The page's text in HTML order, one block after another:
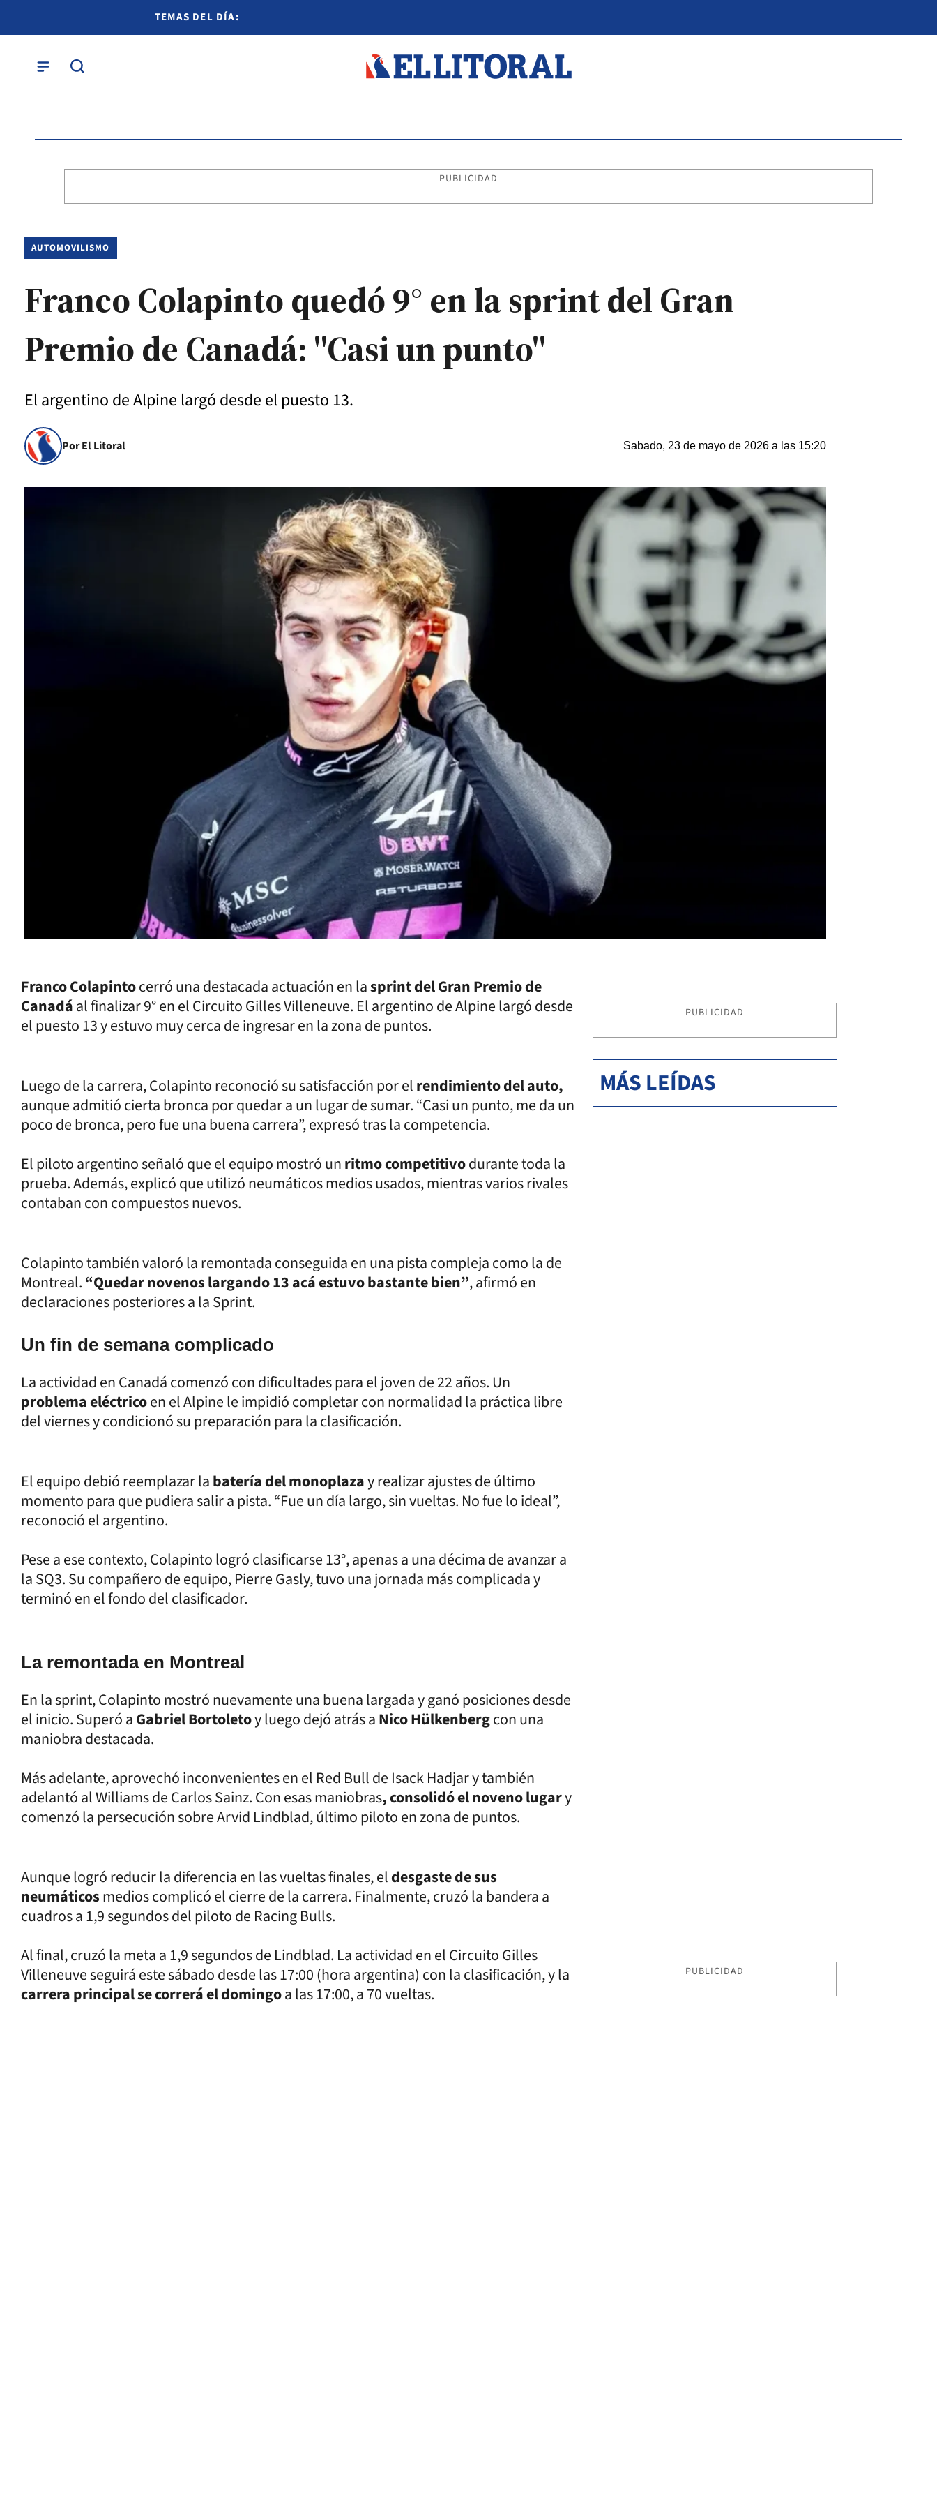
TEMAS DEL DÍA:
PUBLICIDAD
AUTOMOVILISMO
Franco Colapinto quedó 9° en la sprint del Gran
Premio de Canadá: "Casi un punto"
El argentino de Alpine largó desde el puesto 13.
Por El Litoral Sabado, 23 de mayo de 2026 a las 15:20
Franco Colapintocerró una destacada actuación en lasprint del Gran Premio de
Canadáal finalizar 9° en el Circuito Gilles Villeneuve. El argentino de Alpine largó desde
el puesto 13 y estuvo muy cerca de ingresar en la zona de puntos.
Luego de la carrera, Colapinto reconoció su satisfacción por elrendimiento del auto,
aunque admitió cierta bronca por quedar a un lugar de sumar. “Casi un punto, me da un
poco de bronca, pero fue una buena carrera”, expresó tras la competencia.
El piloto argentino señaló que el equipo mostró unritmo competitivodurante toda la
prueba. Además, explicó que utilizó neumáticos medios usados, mientras varios rivales
contaban con compuestos nuevos.
Colapinto también valoró la remontada conseguida en una pista compleja como la de
Montreal.“Quedar novenos largando 13 acá estuvo bastante bien”, afirmó en
declaraciones posteriores a la Sprint.
Un fin de semana complicado
La actividad en Canadá comenzó con dificultades para el joven de 22 años. Un
problema eléctricoen el Alpine le impidió completar con normalidad la práctica libre
del viernes y condicionó su preparación para la clasificación.
El equipo debió reemplazar labatería del monoplazay realizar ajustes de último
momento para que pudiera salir a pista. “Fue un día largo, sin vueltas. No fue lo ideal”,
reconoció el argentino.
Pese a ese contexto, Colapinto logró clasificarse 13°, apenas a una décima de avanzar a
la SQ3. Su compañero de equipo, Pierre Gasly, tuvo una jornada más complicada y
terminó en el fondo del clasificador.
La remontada en Montreal
En la sprint, Colapinto mostró nuevamente una buena largada y ganó posiciones desde
el inicio. Superó aGabriel Bortoletoy luego dejó atrás aNico Hülkenbergcon una
maniobra destacada.
Más adelante, aprovechó inconvenientes en el Red Bull de Isack Hadjar y también
adelantó al Williams de Carlos Sainz. Con esas maniobras, consolidó el noveno lugary
comenzó la persecución sobre Arvid Lindblad, último piloto en zona de puntos.
Aunque logró reducir la diferencia en las vueltas finales, eldesgaste de sus
neumáticosmedios complicó el cierre de la carrera. Finalmente, cruzó la bandera a
cuadros a 1,9 segundos del piloto de Racing Bulls.
Al final, cruzó la meta a 1,9 segundos de Lindblad. La actividad en el Circuito Gilles
Villeneuve seguirá este sábado desde las 17:00 (hora argentina) con la clasificación, y la
carrera principal se correrá el domingoa las 17:00, a 70 vueltas.
PUBLICIDAD
MÁS LEÍDAS
PUBLICIDAD